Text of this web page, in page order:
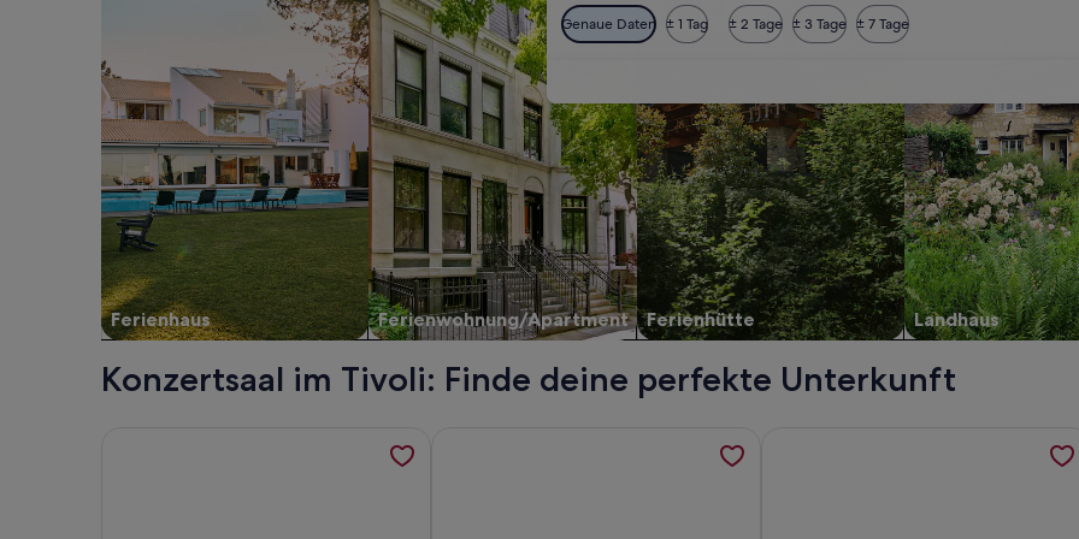
Genaue Daten ± 1 Tag ± 2 Tage ± 3 Tage ± 7 Tage
Ferienhaus Ferienwohnung/Apartment Ferienhütte Landhaus
Konzertsaal im Tivoli: Finde deine perfekte Unterkunft